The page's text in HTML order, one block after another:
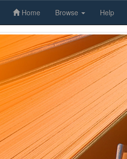
Home Browse Help